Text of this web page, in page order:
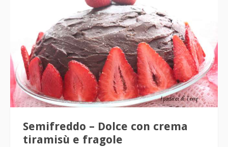
Semifreddo – Dolce con crema
tiramisù e fragole